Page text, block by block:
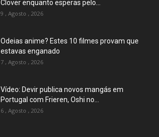
Clover enquanto esperas pelo...
9 , Agosto , 2026
Odeias anime? Estes 10 filmes provam que
estavas enganado
7 , Agosto , 2026
Vídeo: Devir publica novos mangás em
Portugal com Frieren, Oshi no...
6 , Agosto , 2026